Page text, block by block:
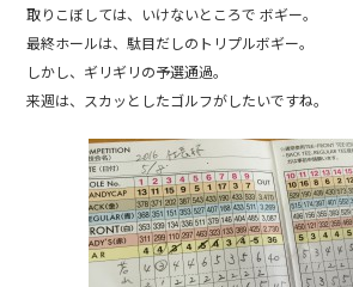
b
o
o
k
取りこぼしては、いけないところで ボギー。
最終ホールは、駄目だしのトリプルボギー。
しかし、ギリギリの予選通過。
来週は、スカッとしたゴルフがしたいですね。